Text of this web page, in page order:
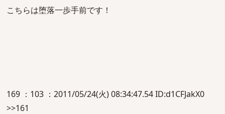
こちらは堕落一歩手前です！
169 ：103 ：2011/05/24(火) 08:34:47.54 ID:d1CFJakX0
>>161